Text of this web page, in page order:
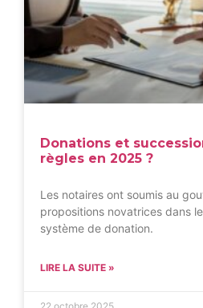
Donations et
règles en 2025 ?
Les notaires ont soumis au
propositions novatrices dans
système de donation.
LIRE LA SUITE »